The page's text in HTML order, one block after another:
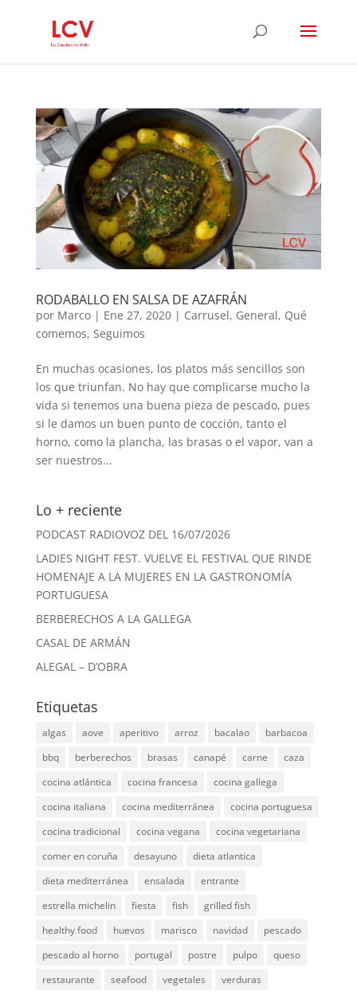
RODABALLO EN SALSA DE AZAFRÁN
por Marco| Ene 27, 2020| Carrusel, General, Qué
comemos, Seguimos
En muchas ocasiones, los platos más sencillos son
los que triunfan. No hay que complicarse mucho la
vida si tenemos una buena pieza de pescado, pues
si le damos un buen punto de cocción, tanto el
horno, como la plancha, las brasas o el vapor, van a
ser nuestros...
Lo + reciente
PODCAST RADIOVOZ DEL 16/07/2026
LADIES NIGHT FEST. VUELVE EL FESTIVAL QUE RINDE
HOMENAJE A LA MUJERES EN LA GASTRONOMÍA
PORTUGUESA
BERBERECHOS A LA GALLEGA
CASAL DE ARMÁN
ALEGAL – D’OBRA
Etiquetas
algas aove aperitivo arroz bacalao
barbacoa
bbq
berberechos brasas canapé carne
caza
cocina atlántica
cocina francesa
cocina gallega
cocina italiana
cocina mediterránea
cocina portuguesa
cocina tradicional
cocina vegana
cocina vegetariana
comer en coruña
desayuno
dieta atlantica
dieta mediterránea
ensalada
entrante
estrella michelin
fiesta fish
grilled fish
healthy food
huevos marisco navidad
pescado
pescado al horno
portugal postre pulpo
queso
restaurante
seafood vegetales verduras